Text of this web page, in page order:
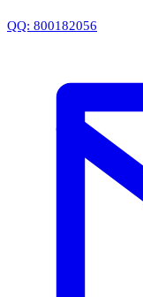
QQ: 800182056